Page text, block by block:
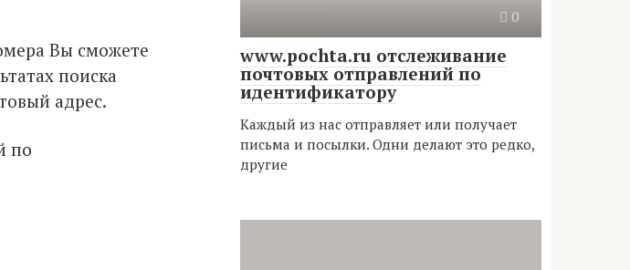
Вы сможете
поиска
адрес.
0
www.pochta.ru отслеживание
почтовых отправлений по
идентификатору
Каждый из нас отправляет или получает
письма и посылки. Одни делают это редко,
другие